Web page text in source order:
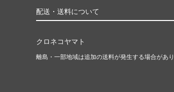
配送・送料について
クロネコヤマト
離島・一部地域は追加の送料が発生する場合があり